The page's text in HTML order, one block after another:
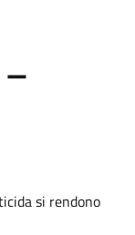
si rendono